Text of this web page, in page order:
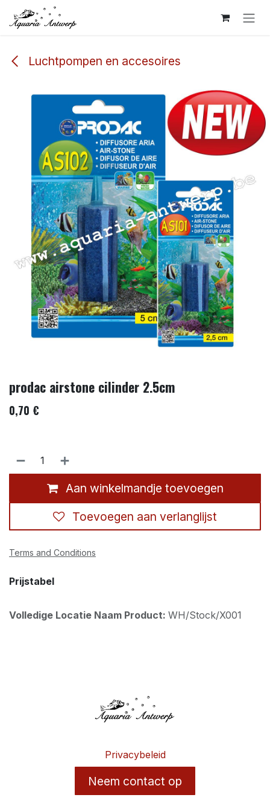
Overslaan naar inhoud
Luchtpompen en accesoires
prodac airstone cilinder 2.5cm
0,70 €
Aan winkelmandje toevoegen
Toevoegen aan verlanglijst
Terms and Conditions
Prijstabel
Volledige Locatie Naam Product: WH/Stock/X001
Privacybeleid
Neem contact op